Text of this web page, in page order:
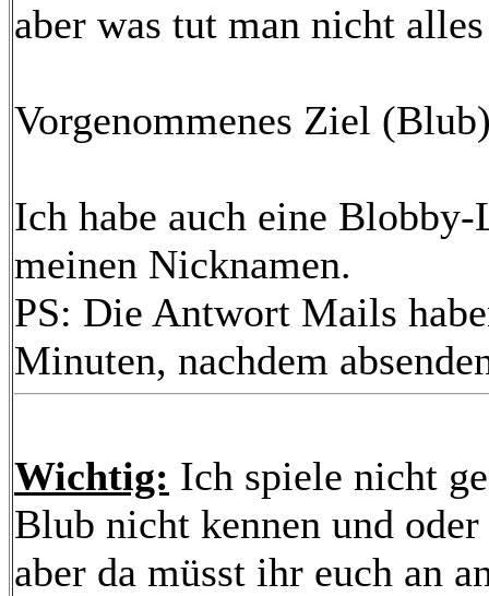
aber was tut man nicht
Vorgenommenes Ziel
Ich habe auch eine
meinen Nicknamen.
PS: Die Antwort Mails
Minuten, nachdem
Wichtig: Ich spiele nicht
Blub nicht kennen und
aber da müsst ihr euch an